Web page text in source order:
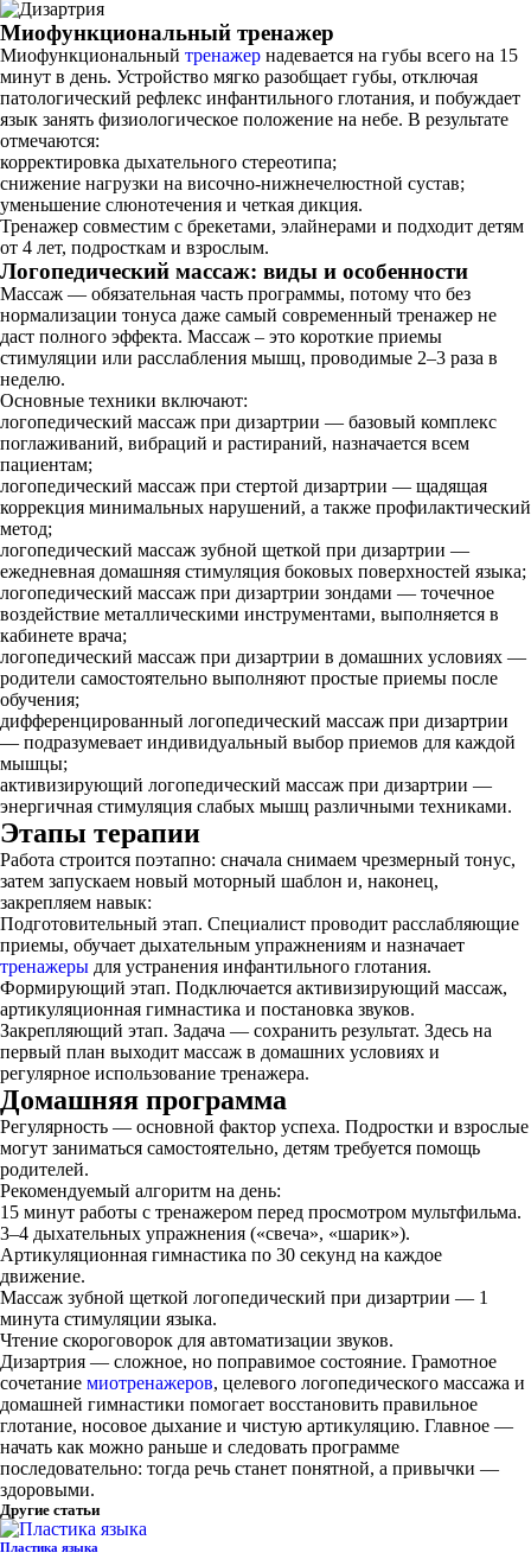
Миофункциональный тренажер
Миофункциональный тренажер надевается на губы всего на 15
минут в день. Устройство мягко разобщает губы, отключая
патологический рефлекс инфантильного глотания, и побуждает
язык занять физиологическое положение на небе. В результате
отмечаются:
корректировка дыхательного стереотипа;
снижение нагрузки на височно‐нижнечелюстной сустав;
уменьшение слюнотечения и четкая дикция.
Тренажер совместим с брекетами, элайнерами и подходит детям
от 4 лет, подросткам и взрослым.
Логопедический массаж: виды и особенности
Массаж — обязательная часть программы, потому что без
нормализации тонуса даже самый современный тренажер не
даст полного эффекта. Массаж – это короткие приемы
стимуляции или расслабления мышц, проводимые 2–3 раза в
неделю.
Основные техники включают:
логопедический массаж при дизартрии — базовый комплекс
поглаживаний, вибраций и растираний, назначается всем
пациентам;
логопедический массаж при стертой дизартрии — щадящая
коррекция минимальных нарушений, а также профилактический
метод;
логопедический массаж зубной щеткой при дизартрии —
ежедневная домашняя стимуляция боковых поверхностей языка;
логопедический массаж при дизартрии зондами — точечное
воздействие металлическими инструментами, выполняется в
кабинете врача;
логопедический массаж при дизартрии в домашних условиях —
родители самостоятельно выполняют простые приемы после
обучения;
дифференцированный логопедический массаж при дизартрии
— подразумевает индивидуальный выбор приемов для каждой
мышцы;
активизирующий логопедический массаж при дизартрии —
энергичная стимуляция слабых мышц различными техниками.
Этапы терапии
Работа строится поэтапно: сначала снимаем чрезмерный тонус,
затем запускаем новый моторный шаблон и, наконец,
закрепляем навык:
Подготовительный этап. Специалист проводит расслабляющие
приемы, обучает дыхательным упражнениям и назначает
тренажеры для устранения инфантильного глотания.
Формирующий этап. Подключается активизирующий массаж,
артикуляционная гимнастика и постановка звуков.
Закрепляющий этап. Задача — сохранить результат. Здесь на
первый план выходит массаж в домашних условиях и
регулярное использование тренажера.
Домашняя программа
Регулярность — основной фактор успеха. Подростки и взрослые
могут заниматься самостоятельно, детям требуется помощь
родителей.
Рекомендуемый алгоритм на день:
15 минут работы с тренажером перед просмотром мультфильма.
3–4 дыхательных упражнения («свеча», «шарик»).
Артикуляционная гимнастика по 30 секунд на каждое
движение.
Массаж зубной щеткой логопедический при дизартрии — 1
минута стимуляции языка.
Чтение скороговорок для автоматизации звуков.
Дизартрия — сложное, но поправимое состояние. Грамотное
сочетание миотренажеров, целевого логопедического массажа и
домашней гимнастики помогает восстановить правильное
глотание, носовое дыхание и чистую артикуляцию. Главное —
начать как можно раньше и следовать программе
последовательно: тогда речь станет понятной, а привычки —
здоровыми.
Другие статьи
Пластика языка